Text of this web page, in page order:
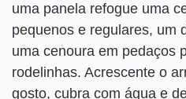
uma panela refogue uma
pequenos e regulares, um
uma cenoura em pedaços
rodelinhas. Acrescente o
gosto, cubra com água e